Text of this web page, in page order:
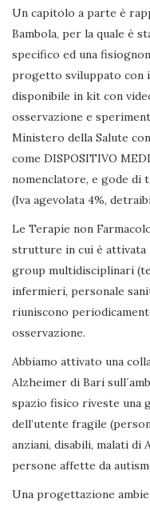
Un capitolo a parte è
Bambola, per la quale è
specifico ed una
progetto sviluppato con
disponibile in kit con
osservazione e
Ministero della Salute
come DISPOSITIVO
nomenclatore, e gode di
(Iva agevolata 4%,
Le Terapie non
strutture in cui è attivata
group multidisciplinari
infermieri, personale
riuniscono
osservazione.
Abbiamo attivato una
Alzheimer di Bari
spazio fisico riveste una
dell’utente fragile
anziani, disabili, malati
persone affette da
Una progettazione